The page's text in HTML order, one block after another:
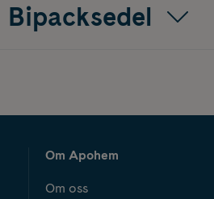
Bipacksedel
Om Apohem
Om oss